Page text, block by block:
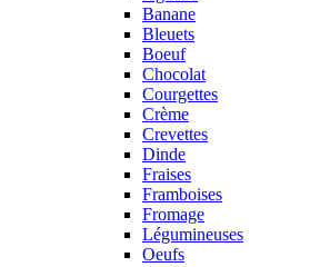
Banane
Bleuets
Boeuf
Chocolat
Courgettes
Crème
Crevettes
Dinde
Fraises
Framboises
Fromage
Légumineuses
Oeufs